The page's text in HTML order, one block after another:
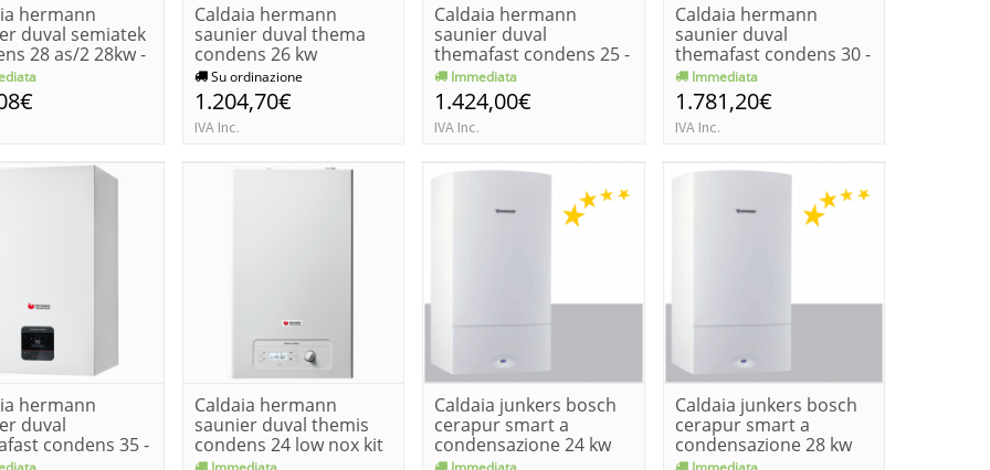
hermann
duval semiatek
28 as/2 28kw -
Caldaia hermann
saunier duval thema
condens 26 kw
Su ordinazione
1.204,70€
IVA Inc.
Caldaia hermann
saunier duval
themafast condens 25 -
metano/propa...
Immediata
1.424,00€
IVA Inc.
Caldaia hermann
saunier duval
themafast condens 30 -
metano/propa...
Immediata
1.781,20€
IVA Inc.
hermann
duval
condens 35 -
propa...
Caldaia hermann
saunier duval themis
condens 24 low nox kit
fum...
Caldaia junkers bosch
cerapur smart a
condensazione 24 kw
zwb 24-...
Caldaia junkers bosch
cerapur smart a
condensazione 28 kw
zwb 28-...